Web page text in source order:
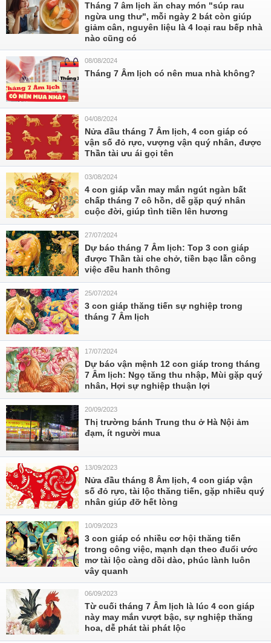
Tháng 7 âm lịch ăn chay món "súp rau
ngừa ung thư", mỗi ngày 2 bát còn giúp
giảm cân, nguyên liệu là 4 loại rau bếp nhà
nào cũng có
08/08/2024
Tháng 7 Âm lịch có nên mua nhà không?
04/08/2024
Nửa đầu tháng 7 Âm lịch, 4 con giáp có
vận số đỏ rực, vượng vận quý nhân, được
Thần tài ưu ái gọi tên
03/08/2024
4 con giáp vẫn may mắn ngút ngàn bất
chấp tháng 7 cô hồn, dễ gặp quý nhân
cuộc đời, giúp tình tiền lên hương
27/07/2024
Dự báo tháng 7 Âm lịch: Top 3 con giáp
được Thần tài che chở, tiền bạc lẫn công
việc đều hanh thông
25/07/2024
3 con giáp thăng tiến sự nghiệp trong
tháng 7 Âm lịch
17/07/2024
Dự báo vận mệnh 12 con giáp trong tháng
7 Âm lịch: Ngọ tăng thu nhập, Mùi gặp quý
nhân, Hợi sự nghiệp thuận lợi
20/09/2023
Thị trường bánh Trung thu ở Hà Nội ảm
đạm, ít người mua
13/09/2023
Nửa đầu tháng 8 Âm lịch, 4 con giáp vận
số đỏ rực, tài lộc thăng tiến, gặp nhiều quý
nhân giúp đỡ hết lòng
10/09/2023
3 con giáp có nhiều cơ hội thăng tiến
trong công việc, mạnh dạn theo đuổi ước
mơ tài lộc càng dồi dào, phúc lành luôn
vây quanh
06/09/2023
Từ cuối tháng 7 Âm lịch là lúc 4 con giáp
này may mắn vượt bậc, sự nghiệp thăng
hoa, dễ phát tài phát lộc